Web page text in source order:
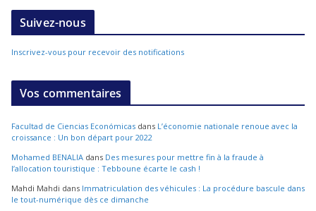
Suivez-nous
Inscrivez-vous pour recevoir des notifications
Vos commentaires
Facultad de Ciencias Económicas dans L’économie nationale renoue avec la
croissance : Un bon départ pour 2022
Mohamed BENALIA dans Des mesures pour mettre fin à la fraude à
l’allocation touristique : Tebboune écarte le cash !
Mahdi Mahdi dans Immatriculation des véhicules : La procédure bascule dans
le tout-numérique dès ce dimanche